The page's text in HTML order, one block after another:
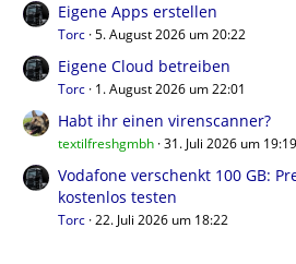
Eigene Apps erstellen
Torc 5. August 2026 um 20:22
Eigene Cloud betreiben
Torc 1. August 2026 um 22:01
Habt ihr einen virenscanner?
textilfreshgmbh 31. Juli 2026 um 19:19
Vodafone verschenkt 100 GB:
kostenlos testen
Torc 22. Juli 2026 um 18:22